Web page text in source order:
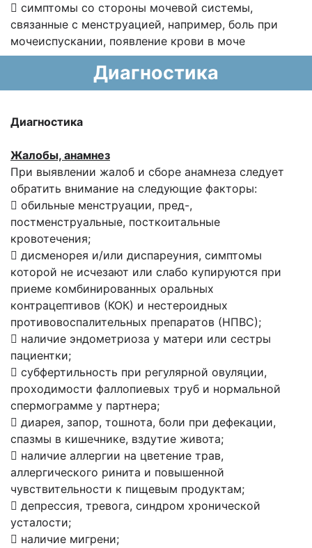
 симптомы со стороны мочевой системы,
связанные с менструацией, например, боль при
мочеиспускании, появление крови в моче
Диагностика
Диагностика
Жалобы, анамнез
При выявлении жалоб и сборе анамнеза следует
обратить внимание на следующие факторы:
 обильные менструации, пред-,
постменструальные, посткоитальные
кровотечения;
 дисменорея и/или диспареуния, симптомы
которой не исчезают или слабо купируются при
приеме комбинированных оральных
контрацептивов (КОК) и нестероидных
противовоспалительных препаратов (НПВС);
 наличие эндометриоза у матери или сестры
пациентки;
 субфертильность при регулярной овуляции,
проходимости фаллопиевых труб и нормальной
спермограмме у партнера;
 диарея, запор, тошнота, боли при дефекации,
спазмы в кишечнике, вздутие живота;
 наличие аллергии на цветение трав,
аллергического ринита и повышенной
чувствительности к пищевым продуктам;
 депрессия, тревога, синдром хронической
усталости;
 наличие мигрени;